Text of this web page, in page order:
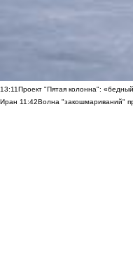
13:11Проект "Пятая колонна":
Иран 11:42Волна "закошмариваний"